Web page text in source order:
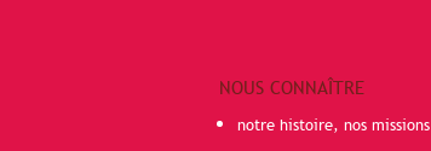
NOUS CONNAÎTRE
notre histoire, nos missions